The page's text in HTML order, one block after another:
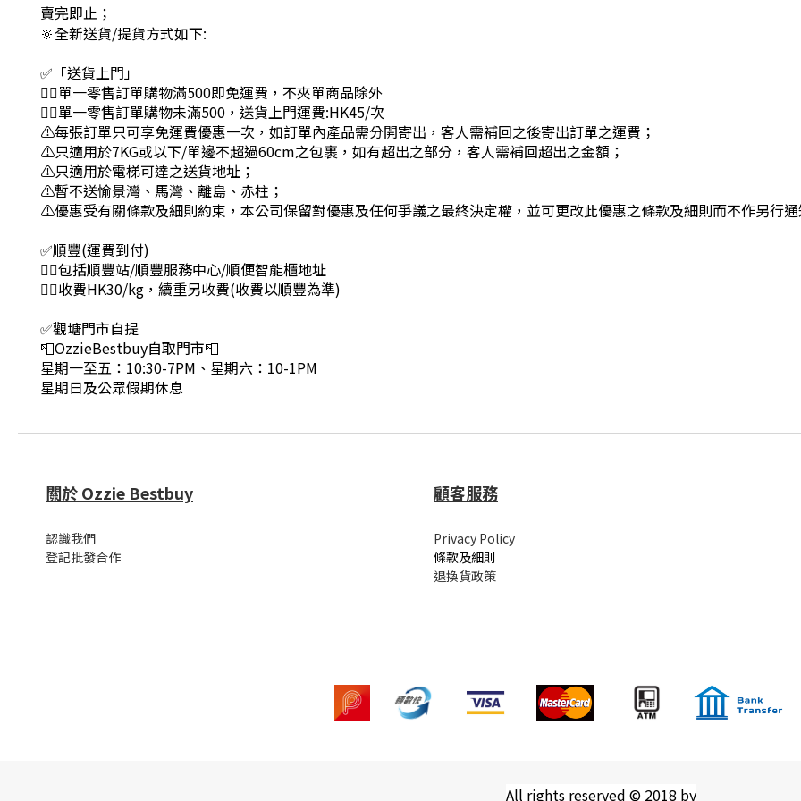
賣完即止 ；
🔆全新送貨/提貨方式如下:
✅「送貨上門」
👉🏻單一零售訂單購物滿500即免運費，不夾單商品除外
👉🏻單一零售訂單購物未滿500，送貨上門運費:HK45/次
⚠每張訂單只可享免運費優惠一次，如訂單內產品需分開寄出，客人需補回之後寄出訂單之運費；
⚠只適用於7KG或以下/單邊不超過60cm之包裹，如有超出之部分，客人需補回超出之金額；
⚠只適用於電梯可達之送貨地址；
⚠暫不送愉景灣、馬灣、離島、赤柱；
⚠優惠受有關條款及細則約束，本公司保留對優惠及任何爭議之最終決定權，並可更改此優惠之條款及細則而不作另行
✅順豐(運費到付)
👉🏻包括順豐站/順豐服務中心/順便智能櫃地址
👉🏻收費HK30/kg，續重另收費(收費以順豐為準)
✅觀塘門市自提
📮OzzieBestbuy自取門市📮
星期一至五：10:30-7PM、星期六：10-1PM
星期日及公眾假期休息
關於 Ozzie Bestbuy
認識我們
登記批發合作
顧客服務
Privacy Policy
條款及細則
退換貨政策
All rights reserved © 2018 by